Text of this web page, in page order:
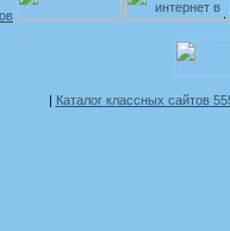
Каталог классных сайтов